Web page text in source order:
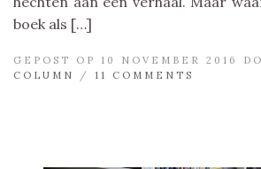
boek als […]
GEPOST OP 10 NOVEMBER 2016
COLUMN
/ 11 COMMENTS